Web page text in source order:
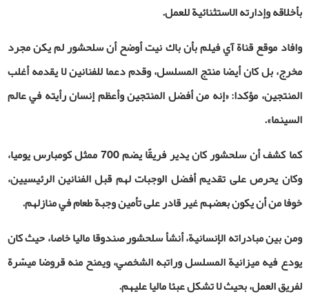
بأخلاقه وإدارته الاستثنائية للعمل.
وافاد موقع قناة آي فيلم بأنباك نيت أوضح أن سلحشور لم يكن مجرد
مخرج، بل كان أيضا منتج المسلسل، وقدم دعما للفنانين لا يقدمه أغلب
المنتجين، مؤكدا: «إنه من أفضل المنتجين وأعظم إنسان رأيته في عالم
السينما».
كما كشف أن سلحشور كان يدير فريقًا يضم 700 ممثل كومبارس يوميا،
وكان يحرص على تقديم أفضل الوجبات لهم قبل الفنانين الرئيسيين،
خوفا من أن يكون بعضهم غير قادر على تأمين وجبة طعام في منازلهم.
ومن بين مبادراته الإنسانية، أنشأ سلحشور صندوقا ماليا خاصا، حيث كان
يودع فيه ميزانية المسلسل وراتبه الشخصي، ويمنح منه قروضا ميسّرة
لفريق العمل، بحيث لا تشكل عبئا ماليا عليهم.